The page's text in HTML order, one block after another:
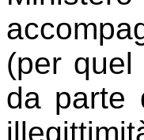
(per quel
da parte